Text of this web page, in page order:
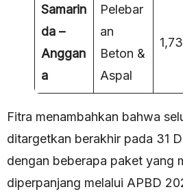
Samarin
da –
Anggan
a
Pelebar
an
Beton &
Aspal
Fitra menambahkan bahwa
ditargetkan berakhir pada 31
dengan beberapa paket yang
diperpanjang melalui APBD